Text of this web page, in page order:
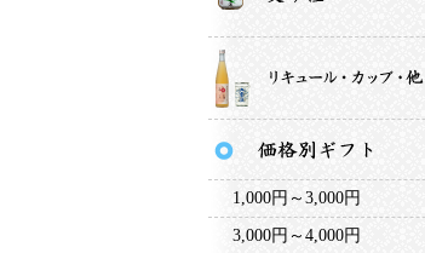
1,000円～3,000円
3,000円～4,000円